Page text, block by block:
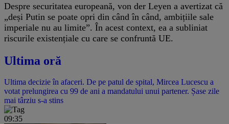
Despre securitatea europeană, von der Leyen a avertizat că
„deși Putin se poate opri din când în când, ambițiile sale
imperiale nu au limite”. În acest context, ea a subliniat
riscurile existențiale cu care se confruntă UE.
Ultima oră
Ultima decizie în afaceri. De pe patul de spital, Mircea Lucescu a
votat prelungirea cu 99 de ani a mandatului unui partener. Șase zile
mai târziu s-a stins
09:35